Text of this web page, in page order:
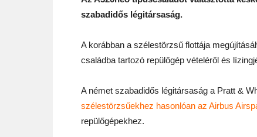
szabadidős légitársaság.
A korábban a szélestörzsű flottája
családba tartozó repülőgép vételéről és
A német szabadidős légitársaság a Pratt &
szélestörzsűekhez hasonlóan az Airbus
repülőgépekhez.